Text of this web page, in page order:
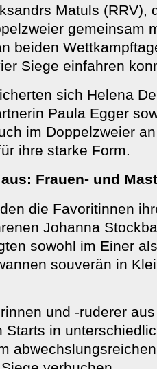
Matuls (RRV),
gemeinsam
beiden
Siege einfahren
sich Helena
Paula Egger
im Doppelzweier
ihre starke Form.
Frauen- und
die Favoritinnen
Johanna
sowohl im Einer
souverän in
und -ruderer
Starts in